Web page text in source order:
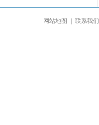
网站地图 联系我们